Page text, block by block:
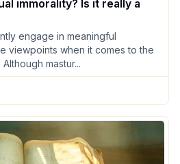
immorality? Is it really a
engage in meaningful
viewpoints when it comes to the
mastur...